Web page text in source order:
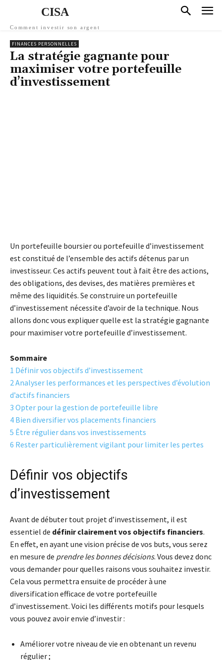
CISA
Comment investir son argent
FINANCES PERSONNELLES
La stratégie gagnante pour
maximiser votre portefeuille
d’investissement
Un portefeuille boursier ou portefeuille d’investissement
est constitué de l’ensemble des actifs détenus par un
investisseur. Ces actifs peuvent tout à fait être des actions,
des obligations, des devises, des matières premières et
même des liquidités. Se construire un portefeuille
d’investissement nécessite d’avoir de la technique. Nous
allons donc vous expliquer quelle est la stratégie gagnante
pour maximiser votre portefeuille d’investissement.
Sommaire
1 Définir vos objectifs d’investissement
2 Analyser les performances et les perspectives d’évolution
d’actifs financiers
3 Opter pour la gestion de portefeuille libre
4 Bien diversifier vos placements financiers
5 Être régulier dans vos investissements
6 Rester particulièrement vigilant pour limiter les pertes
Définir vos objectifs
d’investissement
Avant de débuter tout projet d’investissement, il est
essentiel de définir clairement vos objectifs financiers.
En effet, en ayant une vision précise de vos buts, vous serez
en mesure de prendre les bonnes décisions. Vous devez donc
vous demander pour quelles raisons vous souhaitez investir.
Cela vous permettra ensuite de procéder à une
diversification efficace de votre portefeuille
d’investissement. Voici les différents motifs pour lesquels
vous pouvez avoir envie d’investir :
Améliorer votre niveau de vie en obtenant un revenu
régulier ;